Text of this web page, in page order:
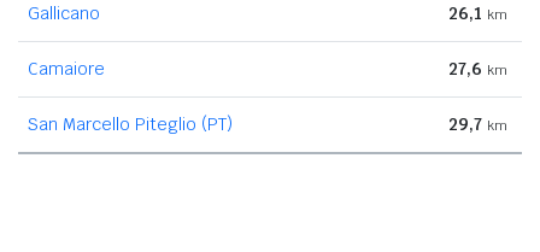
Gallicano 26,1 km
Camaiore 27,6 km
San Marcello Piteglio (PT) 29,7 km